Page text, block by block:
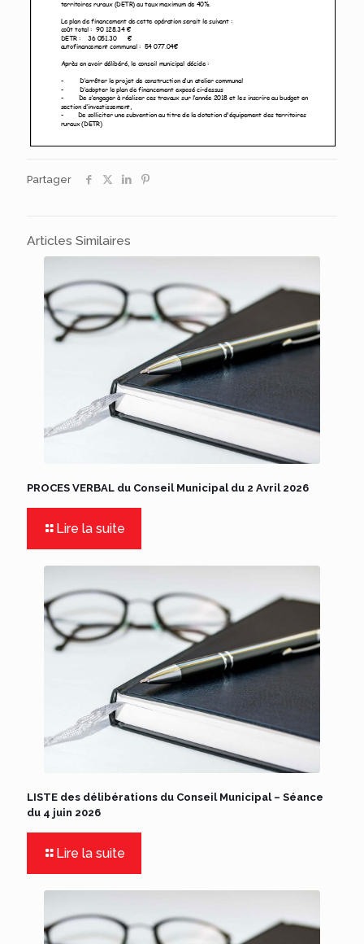
Partager
Articles Similaires
PROCES VERBAL du Conseil Municipal du 2 Avril 2026
Lire la suite
LISTE des délibérations du Conseil Municipal – Séance
du 4 juin 2026
Lire la suite